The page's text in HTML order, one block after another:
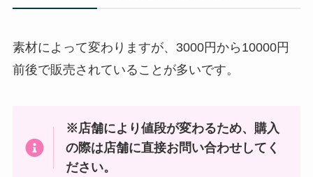
素材によって変わりますが、3000円から10000円
前後で販売されていることが多いです。
※店舗により値段が変わるため、購入
の際は店舗に直接お問い合わせしてく
ださい。